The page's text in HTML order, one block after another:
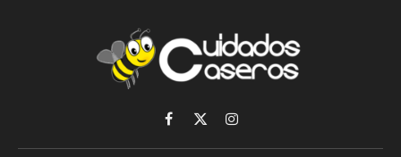
Facebook
X
(Twitter)
Instagram